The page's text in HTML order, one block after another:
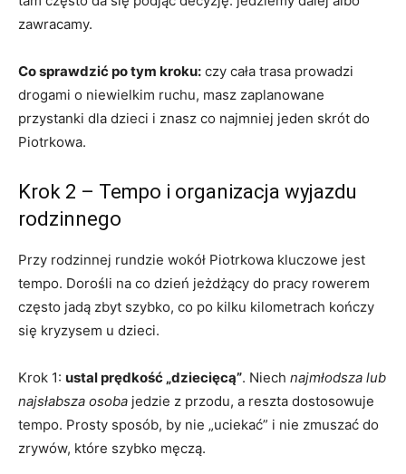
zawracamy.
Co sprawdzić po tym kroku: czy cała trasa prowadzi
drogami o niewielkim ruchu, masz zaplanowane
przystanki dla dzieci i znasz co najmniej jeden skrót do
Piotrkowa.
Krok 2 – Tempo i organizacja wyjazdu
rodzinnego
Przy rodzinnej rundzie wokół Piotrkowa kluczowe jest
tempo. Dorośli na co dzień jeżdżący do pracy rowerem
często jadą zbyt szybko, co po kilku kilometrach kończy
się kryzysem u dzieci.
Krok 1: ustal prędkość „dziecięcą”. Niech najmłodsza lub
najsłabsza osoba jedzie z przodu, a reszta dostosowuje
tempo. Prosty sposób, by nie „uciekać” i nie zmuszać do
zrywów, które szybko męczą.